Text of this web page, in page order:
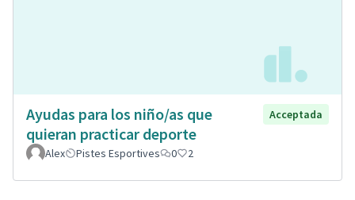
Ayudas para los niño/as que
quieran practicar deporte
Acceptada
Alex Pistes Esportives 0 2